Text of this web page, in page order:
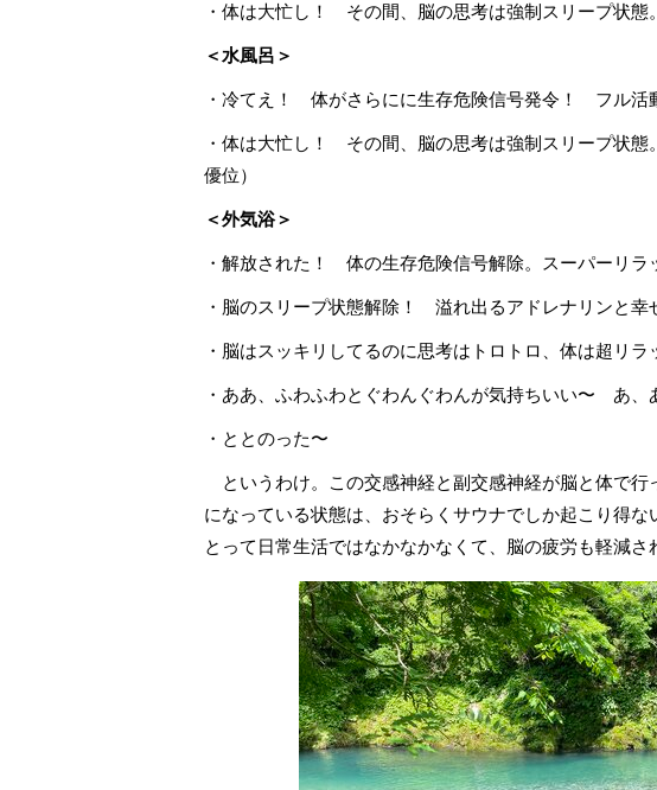
・体は大忙し！ その間、脳の思考は強制スリープ状態
＜水風呂＞
・冷てえ！ 体がさらにに生存危険信号発令！ フル活
・体は大忙し！ その間、脳の思考は強制スリープ状態
優位）
＜外気浴＞
・解放された！ 体の生存危険信号解除。スーパーリラ
・脳のスリープ状態解除！ 溢れ出るアドレナリンと
・脳はスッキリしてるのに思考はトロトロ、体は超リラ
・ああ、ふわふわとぐわんぐわんが気持ちいい〜 あ
・ととのった〜
というわけ。この交感神経と副交感神経が脳と体で行
になっている状態は、おそらくサウナでしか起こり得
とって日常生活ではなかなかなくて、脳の疲労も軽減さ
今